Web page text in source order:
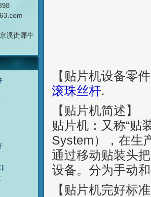
溪街犀牛
【贴片机设备零
滚珠丝杆.
【贴片机简述】
贴片机：又称“贴
System），在生
通过移动贴装头
设备。分为手动
【贴片机完好标